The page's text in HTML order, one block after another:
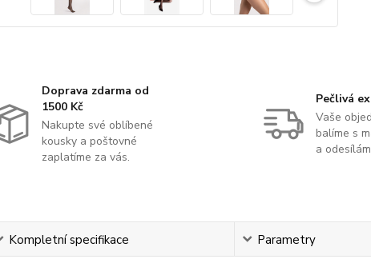
Doprava zdarma od
1500 Kč
Nakupte své oblíbené
kousky a poštovné
zaplatíme za vás.
Pečlivá
Vaše
balíme s
a
Kompletní specifikace Parametry